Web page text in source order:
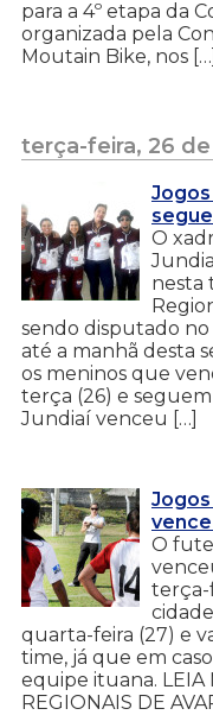
para a 4º etapa da
organizada pela
Moutain Bike, nos […]
terça-feira, 26
O
nesta
sendo disputado
até a manhã desta
os meninos que
terça (26) e
Jundiaí venceu […]
O
terça-
quarta-feira (27) e
time, já que em
equipe ituana. LEIA
REGIONAIS DE